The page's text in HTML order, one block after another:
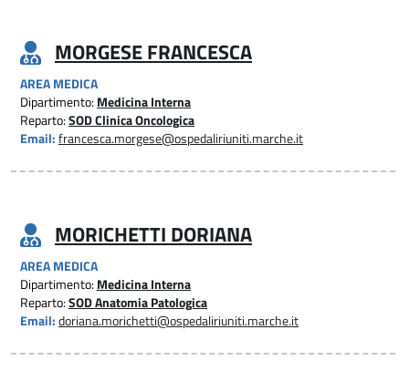
MORGESE FRANCESCA
AREA MEDICA
Dipartimento: Medicina Interna
Reparto:SOD Clinica Oncologica
Email: francesca.morgese@ospedaliriuniti.marche.it
MORICHETTI DORIANA
AREA MEDICA
Dipartimento: Medicina Interna
Reparto:SOD Anatomia Patologica
Email: doriana.morichetti@ospedaliriuniti.marche.it